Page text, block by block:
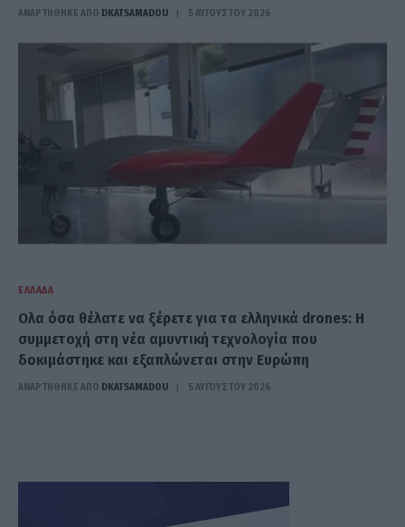
ΑΝΑΡΤΗΘΗΚΕ ΑΠΟ DKATSAMADOU 5 ΑΥΓΟΎΣΤΟΥ 2026
ΕΛΛΆΔΑ
Ολα όσα θέλατε να ξέρετε για τα ελληνικά drones: Η
συμμετοχή στη νέα αμυντική τεχνολογία που
δοκιμάστηκε και εξαπλώνεται στην Ευρώπη
ΑΝΑΡΤΗΘΗΚΕ ΑΠΟ DKATSAMADOU 5 ΑΥΓΟΎΣΤΟΥ 2026